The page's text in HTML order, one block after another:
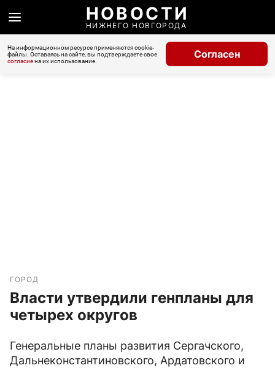
НОВОСТИ
НИЖНЕГО НОВГОРОДА
На информационном ресурсе применяются cookie-
файлы. Оставаясь на сайте, вы подтверждаете свое
согласиена их использование.
Согласен
ГОРОД
Власти утвердили генпланы для
четырех округов
Генеральные планы развития Сергачского,
Дальнеконстантиновского, Ардатовского и